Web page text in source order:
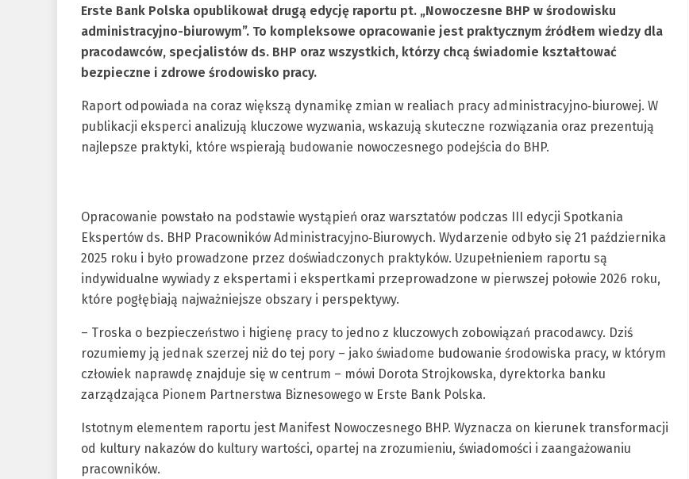
Erste Bank Polska opublikował drugą edycję raportu pt. „Nowoczesne BHP w środowisku
administracyjno-biurowym”. To kompleksowe opracowanie jest praktycznym źródłem wiedzy dla
pracodawców, specjalistów ds. BHP oraz wszystkich, którzy chcą świadomie kształtować
bezpieczne i zdrowe środowisko pracy.
Raport odpowiada na coraz większą dynamikę zmian w realiach pracy administracyjno‑biurowej. W
publikacji eksperci analizują kluczowe wyzwania, wskazują skuteczne rozwiązania oraz prezentują
najlepsze praktyki, które wspierają budowanie nowoczesnego podejścia do BHP.
Opracowanie powstało na podstawie wystąpień oraz warsztatów podczas III edycji Spotkania
Ekspertów ds. BHP Pracowników Administracyjno‑Biurowych. Wydarzenie odbyło się 21 października
2025 roku i było prowadzone przez doświadczonych praktyków. Uzupełnieniem raportu są
indywidualne wywiady z ekspertami i ekspertkami przeprowadzone w pierwszej połowie 2026 roku,
które pogłębiają najważniejsze obszary i perspektywy.
– Troska o bezpieczeństwo i higienę pracy to jedno z kluczowych zobowiązań pracodawcy. Dziś
rozumiemy ją jednak szerzej niż do tej pory – jako świadome budowanie środowiska pracy, w którym
człowiek naprawdę znajduje się w centrum – mówi Dorota Strojkowska, dyrektorka banku
zarządzająca Pionem Partnerstwa Biznesowego w Erste Bank Polska.
Istotnym elementem raportu jest Manifest Nowoczesnego BHP. Wyznacza on kierunek transformacji
od kultury nakazów do kultury wartości, opartej na zrozumieniu, świadomości i zaangażowaniu
pracowników.